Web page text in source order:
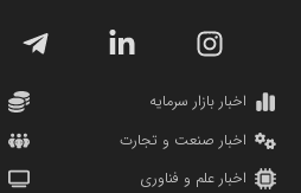
دانشگاه سئوی ایران
مریم حاج نوروز نظری
اخبار بازار سرمایه
اخبار صنعت و تجارت
اخبار علم و فناوری